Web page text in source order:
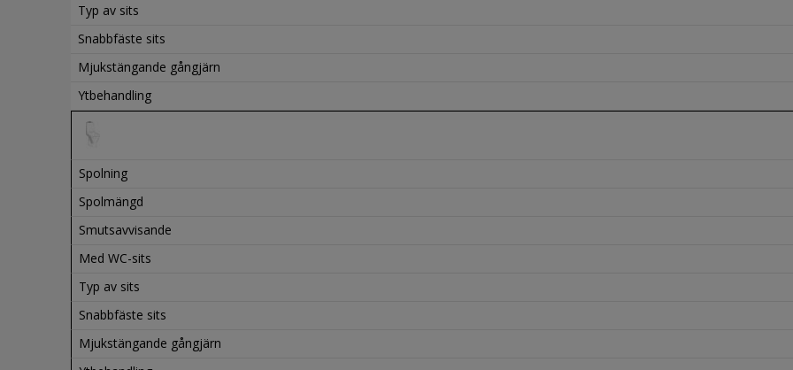
Typ av sits
Snabbfäste sits
Mjukstängande gångjärn
Ytbehandling
Spolning
Spolmängd
Smutsavvisande
Med WC-sits
Typ av sits
Snabbfäste sits
Mjukstängande gångjärn